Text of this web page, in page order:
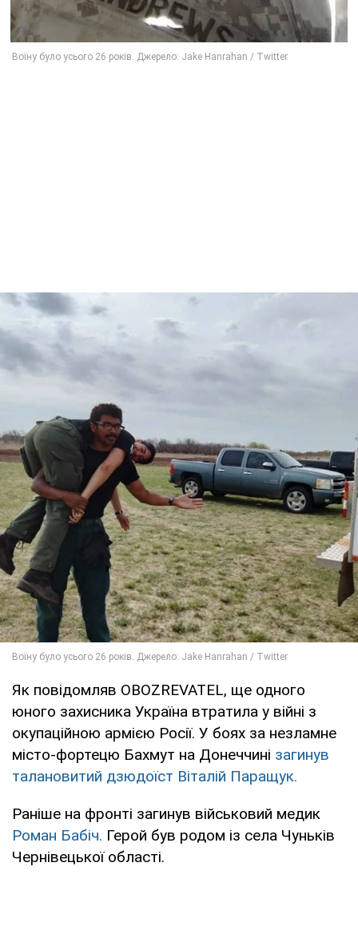
Як повідомляв OBOZREVATEL, ще одного
юного захисника Україна втратила у війні з
окупаційною армією Росії. У боях за незламне
місто-фортецю Бахмут на Донеччині загинув
талановитий дзюдоїст Віталій Паращук.
Раніше на фронті загинув військовий медик
Роман Бабіч. Герой був родом із села Чуньків
Чернівецької області.